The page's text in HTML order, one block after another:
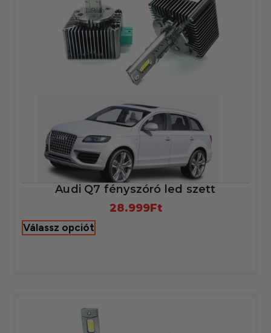
Audi Q7 fényszóró led szett
28.999Ft
Válassz opciót